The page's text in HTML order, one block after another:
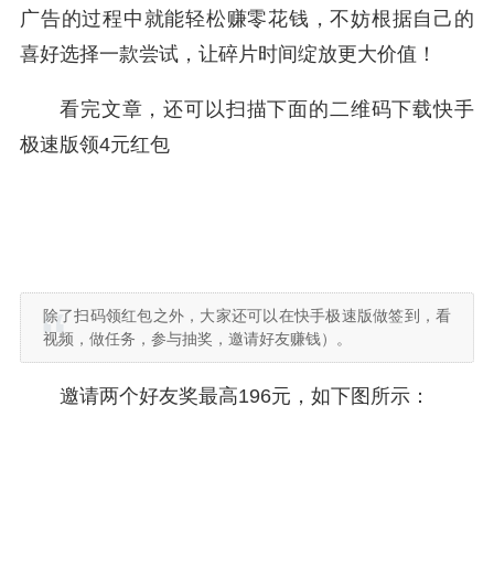
广告的过程中就能轻松赚零花钱，不妨根据自己的
喜好选择一款尝试，让碎片时间绽放更大价值！
看完文章，还可以扫描下面的二维码下载快手
极速版领4元红包
除了扫码领红包之外，大家还可以在快手极速版做签到，看
视频，做任务，参与抽奖，邀请好友赚钱）。
邀请两个好友奖最高196元，如下图所示：